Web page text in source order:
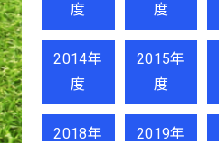
度
度
2014年
度
2015年
度
2018年
2019年